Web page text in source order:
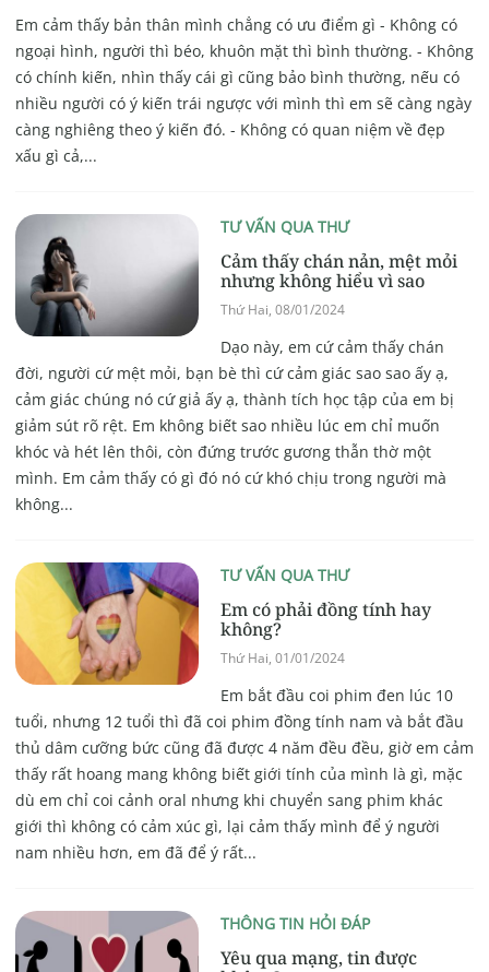
Em cảm thấy bản thân mình chẳng có ưu điểm gì - Không có
ngoại hình, người thì béo, khuôn mặt thì bình thường. - Không
có chính kiến, nhìn thấy cái gì cũng bảo bình thường, nếu có
nhiều người có ý kiến trái ngược với mình thì em sẽ càng ngày
càng nghiêng theo ý kiến đó. - Không có quan niệm về đẹp
xấu gì cả,...
TƯ VẤN QUA THƯ
Cảm thấy chán nản, mệt mỏi
nhưng không hiểu vì sao
Thứ Hai, 08/01/2024
Dạo này, em cứ cảm thấy chán
đời, người cứ mệt mỏi, bạn bè thì cứ cảm giác sao sao ấy ạ,
cảm giác chúng nó cứ giả ấy ạ, thành tích học tập của em bị
giảm sút rõ rệt. Em không biết sao nhiều lúc em chỉ muốn
khóc và hét lên thôi, còn đứng trước gương thẫn thờ một
mình. Em cảm thấy có gì đó nó cứ khó chịu trong người mà
không...
TƯ VẤN QUA THƯ
Em có phải đồng tính hay
không?
Thứ Hai, 01/01/2024
Em bắt đầu coi phim đen lúc 10
tuổi, nhưng 12 tuổi thì đã coi phim đồng tính nam và bắt đầu
thủ dâm cưỡng bức cũng đã được 4 năm đều đều, giờ em cảm
thấy rất hoang mang không biết giới tính của mình là gì, mặc
dù em chỉ coi cảnh oral nhưng khi chuyển sang phim khác
giới thì không có cảm xúc gì, lại cảm thấy mình để ý người
nam nhiều hơn, em đã để ý rất...
THÔNG TIN HỎI ĐÁP
Yêu qua mạng, tin được